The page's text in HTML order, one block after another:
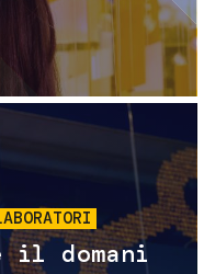
il domani